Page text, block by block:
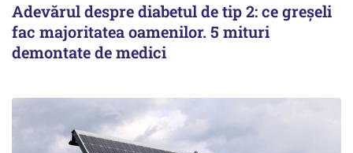
Adevărul despre diabetul de tip 2: ce greșeli
fac majoritatea oamenilor. 5 mituri
demontate de medici